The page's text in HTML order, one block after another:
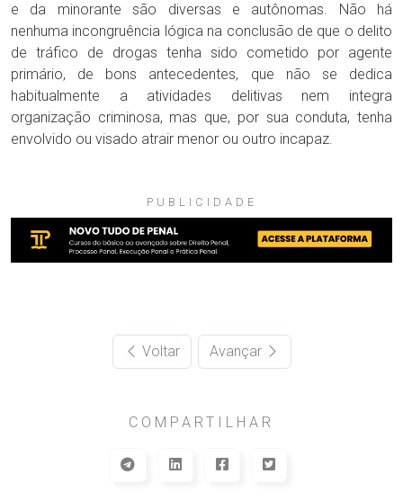
e da minorante são diversas e autônomas. Não há
nenhuma incongruência lógica na conclusão de que o delito
de tráfico de drogas tenha sido cometido por agente
primário, de bons antecedentes, que não se dedica
habitualmente a atividades delitivas nem integra
organização criminosa, mas que, por sua conduta, tenha
envolvido ou visado atrair menor ou outro incapaz.
PUBLICIDADE
Voltar Avançar
COMPARTILHAR